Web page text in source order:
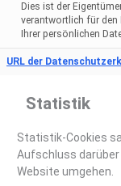
Dies ist der
verantwortlich für den
Ihrer persönlichen
URL der
Statistik
Statistik-Cookies
Aufschluss
Website umgehen.